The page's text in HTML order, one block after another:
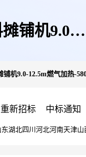
铺机9.0-
机9.0-12.5m燃气加热-
重新招标 中标通知
东湖北四川 河北河南天津山